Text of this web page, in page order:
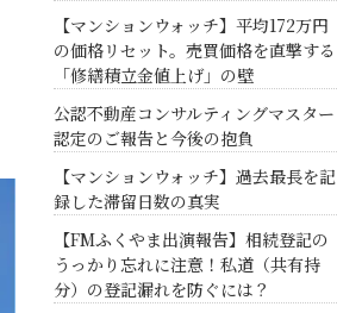
【マンションウォッチ】平均172万円
の価格リセット。売買価格を直撃する
「修繕積立金値上げ」の壁
公認不動産コンサルティングマスター
認定のご報告と今後の抱負
【マンションウォッチ】過去最長を記
録した滞留日数の真実
【FMふくやま出演報告】相続登記の
うっかり忘れに注意！私道（共有持
分）の登記漏れを防ぐには？